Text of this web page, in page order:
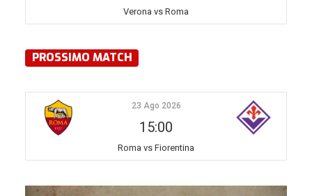
Verona vs Roma
PROSSIMO MATCH
23 Ago 2026
15:00
Roma vs Fiorentina